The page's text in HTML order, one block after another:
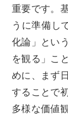
重要です。
うに準備し
化論」とい
を観る」こ
めに、まず
することで
多様な価値